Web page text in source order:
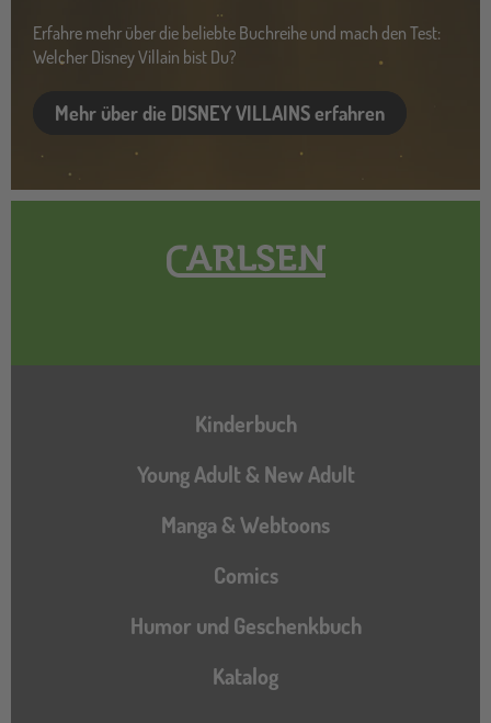
Erfahre mehr über die beliebte Buchreihe und mach den Test:
Welcher Disney Villain bist Du?
Mehr über die DISNEY VILLAINS erfahren
Hauptnavigation
Kinderbuch
Young Adult & New Adult
Manga & Webtoons
Comics
Humor und Geschenkbuch
Katalog
Katalog